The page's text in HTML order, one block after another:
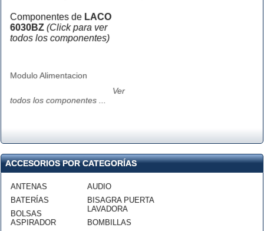
Componentes de LACO
6030BZ (Click para ver
todos los componentes)
Modulo Alimentacion
Ver
todos los componentes ...
ACCESORIOS POR CATEGORÍAS
ANTENAS
BATERÍAS
BOLSAS
ASPIRADOR
AUDIO
BISAGRA PUERTA
LAVADORA
BOMBILLAS